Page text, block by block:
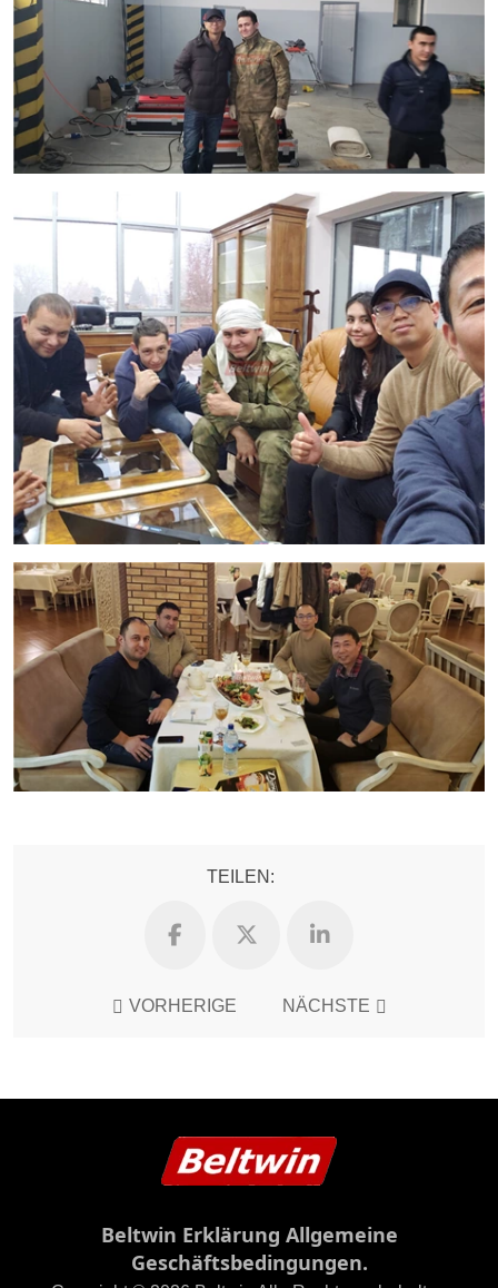
TEILEN:
VORHERIGE NÄCHSTE
Beltwin Erklärung Allgemeine
Geschäftsbedingungen.